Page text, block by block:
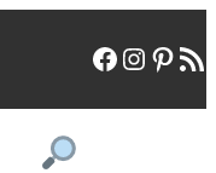
facebook